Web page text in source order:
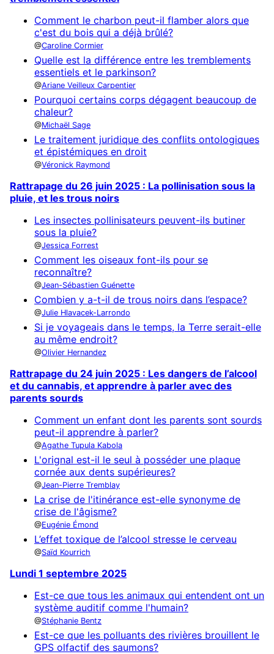
Comment le charbon peut-il flamber alors que
c'est du bois qui a déjà brûlé?
Caroline Cormier
Quelle est la différence entre les tremblements
essentiels et le parkinson?
Ariane Veilleux Carpentier
Pourquoi certains corps dégagent beaucoup de
chaleur?
Michaël Sage
Le traitement juridique des conflits ontologiques
et épistémiques en droit
Véronick Raymond
Rattrapage du 26 juin 2025 : La pollinisation sous la
pluie, et les trous noirs
Les insectes pollinisateurs peuvent-ils butiner
sous la pluie?
Jessica Forrest
Comment les oiseaux font-ils pour se
reconnaître?
Jean-Sébastien Guénette
Combien y a-t-il de trous noirs dans l’espace?
Julie Hlavacek-Larrondo
Si je voyageais dans le temps, la Terre serait-elle
au même endroit?
Olivier Hernandez
Rattrapage du 24 juin 2025 : Les dangers de l’alcool
et du cannabis, et apprendre à parler avec des
parents sourds
Comment un enfant dont les parents sont sourds
peut-il apprendre à parler?
Agathe Tupula Kabola
L'orignal est-il le seul à posséder une plaque
cornée aux dents supérieures?
Jean-Pierre Tremblay
La crise de l'itinérance est-elle synonyme de
crise de l'âgisme?
Eugénie Émond
L’effet toxique de l’alcool stresse le cerveau
Saïd Kourrich
Lundi 1 septembre 2025
Est-ce que tous les animaux qui entendent ont un
système auditif comme l'humain?
Stéphanie Bentz
Est-ce que les polluants des rivières brouillent le
GPS olfactif des saumons?